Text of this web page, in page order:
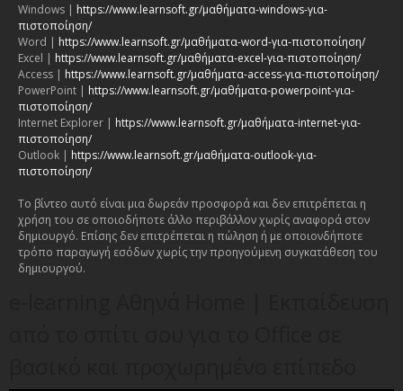
Windows | https://www.learnsoft.gr/μαθήματα-windows-για-
πιστοποίηση/
Word | https://www.learnsoft.gr/μαθήματα-word-για-πιστοποίηση/
Excel | https://www.learnsoft.gr/μαθήματα-excel-για-πιστοποίηση/
Access | https://www.learnsoft.gr/μαθήματα-access-για-πιστοποίηση/
PowerPoint | https://www.learnsoft.gr/μαθήματα-powerpoint-για-
πιστοποίηση/
Internet Explorer | https://www.learnsoft.gr/μαθήματα-internet-για-
πιστοποίηση/
Outlook | https://www.learnsoft.gr/μαθήματα-outlook-για-
πιστοποίηση/
Το βίντεο αυτό είναι μια δωρεάν προσφορά και δεν επιτρέπεται η
χρήση του σε οποιοδήποτε άλλο περιβάλλον χωρίς αναφορά στον
δημιουργό. Επίσης δεν επιτρέπεται η πώληση ή με οποιονδήποτε
τρόπο παραγωγή εσόδων χωρίς την προηγούμενη συγκατάθεση του
δημιουργού.